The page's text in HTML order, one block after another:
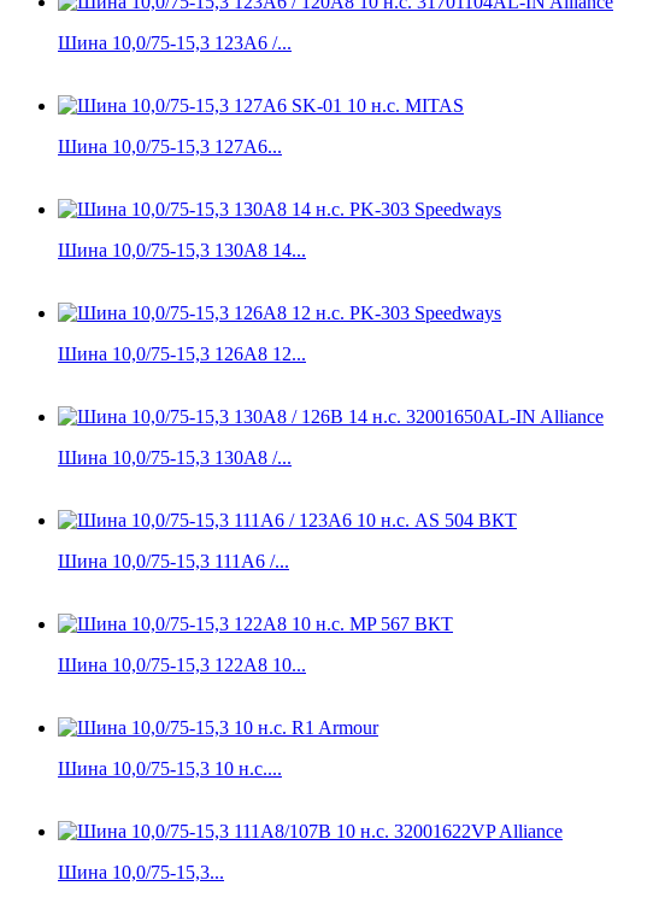
Шина 10,0/75-15,3 123А6 /...
Шина 10,0/75-15,3 127A6...
Шина 10,0/75-15,3 130A8 14...
Шина 10,0/75-15,3 126A8 12...
Шина 10,0/75-15,3 130A8 /...
Шина 10,0/75-15,3 111A6 /...
Шина 10,0/75-15,3 122A8 10...
Шина 10,0/75-15,3 10 н.с....
Шина 10,0/75-15,3...